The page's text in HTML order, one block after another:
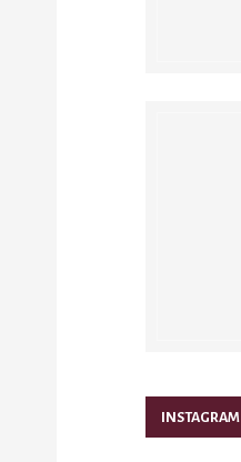
INSTAGRAM